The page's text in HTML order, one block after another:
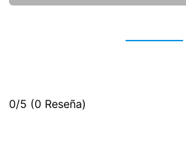
0/5 (0 Reseña)